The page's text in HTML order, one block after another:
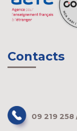
Contacts
09 219 258